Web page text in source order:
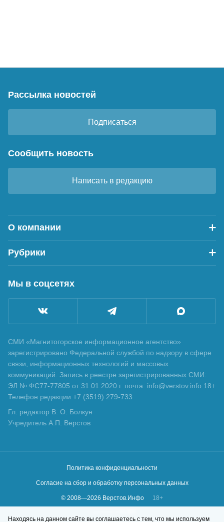
Рассылка новостей
Подписаться
Сообщить новость
Написать в редакцию
О компании
Рубрики
Мы в соцсетях
СМИ «Магнитогорское информационное агентство»
зарегистрировано Федеральной службой по надзору в сфере
связи, информационных технологий и массовых
коммуникаций. Запись в реестре зарегистрированных СМИ:
ЭЛ № ФС77-77805 от 31.01.2020 г. почта: info@verstov.info 18+
Телефон редакции +7 (3519) 279-733
Гл. редактор В. О. Болкун
Учредитель А.П. Верстов
Политика конфиденциальности
Согласие на сбор и обработку персональных данных
© 2008—2026 Верстов.Инфо
18+
Находясь на данном сайте вы соглашаетесь с тем, что мы используем